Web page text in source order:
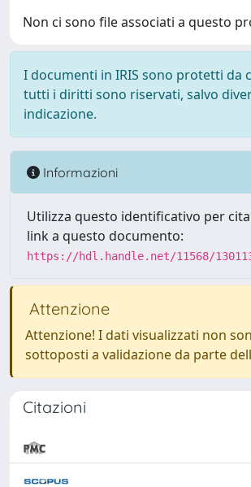
Non ci sono file associati a questo
I documenti in IRIS sono protetti da
tutti i diritti sono riservati, salvo
indicazione.
Informazioni
Utilizza questo identificativo per
link a questo documento:
https://hdl.handle.net/11568/
Attenzione
Attenzione! I dati visualizzati non
sottoposti a validazione da parte
Citazioni